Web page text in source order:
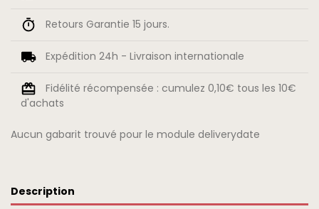
Retours Garantie 15 jours.
Expédition 24h - Livraison internationale
Fidélité récompensée : cumulez 0,10€ tous les 10€
d'achats
Aucun gabarit trouvé pour le module deliverydate
Description